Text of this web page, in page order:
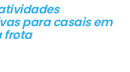
para casais em
frota